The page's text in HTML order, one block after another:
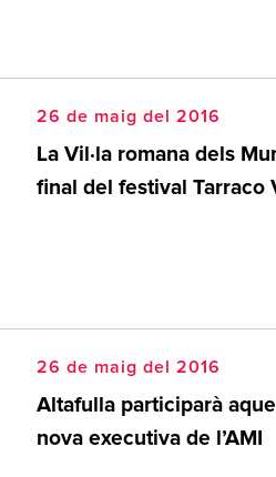
26 de maig del 2016
La Vil·la romana dels
final del festival Tarraco
26 de maig del 2016
Altafulla participarà
nova executiva de l’AMI